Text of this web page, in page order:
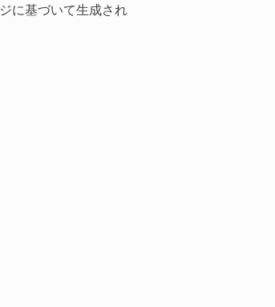
に基づいて生成され